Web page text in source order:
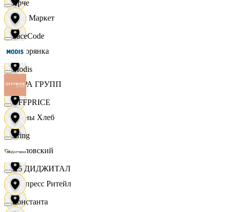
Хом Маркет
Хуторянка
ЦЕРА ГРУПП
Челны Хлеб
Чкаловский
Экспресс Ритейл
Ярче
FaceCode
Modis
OFFPRICE
string
X5 ДИДЖИТАЛ
Константа